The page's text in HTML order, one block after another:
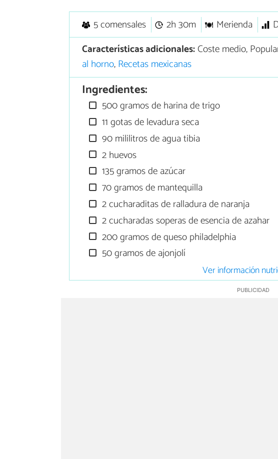
5 comensales 2h 30m Merienda
Características adicionales:Coste medio,
al horno,Recetas mexicanas
Ingredientes:
500 gramos de harina de trigo
11 gotas de levadura seca
90 mililitros de agua tibia
2 huevos
135 gramos de azúcar
70 gramos de mantequilla
2 cucharaditas de ralladura de naranja
2 cucharadas soperas de esencia de azahar
200 gramos de queso philadelphia
50 gramos de ajonjolí
Ver información